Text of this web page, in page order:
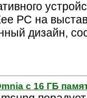
PC на
дизайн,
с 16 ГБ